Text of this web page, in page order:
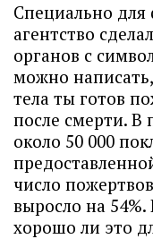
Специально для
агентство
органов с
можно
тела ты готов
после смерти. В
около 50 000
число
выросло на
хорошо ли это